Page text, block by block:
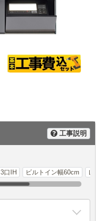
工事説明
3口IH ビルトイン幅60cm レ